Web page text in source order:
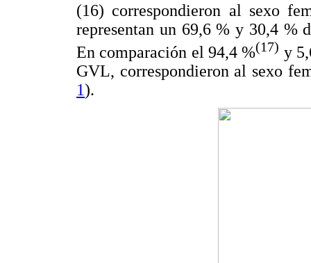
(16) correspondieron al sexo
representan un 69,6 % y 30,4 %
En comparación el 94,4 %(17) y
GVL, correspondieron al sexo
1).